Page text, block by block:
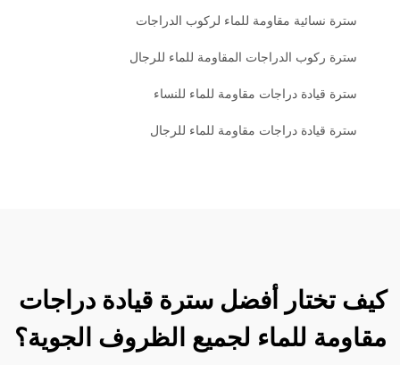
سترة نسائية مقاومة للماء لركوب الدراجات
سترة ركوب الدراجات المقاومة للماء للرجال
سترة قيادة دراجات مقاومة للماء للنساء
سترة قيادة دراجات مقاومة للماء للرجال
كيف تختار أفضل سترة قيادة دراجات
مقاومة للماء لجميع الظروف الجوية؟